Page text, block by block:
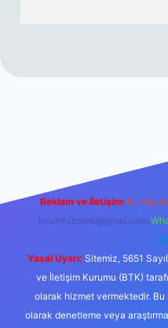
Reklam ve İletişim: E-mail:
forumhizmeti@gmail.com
Yasal Uyarı: Sitemiz, 5651
ve İletişim Kurumu (BTK)
olarak hizmet vermektedir.
olarak denetleme veya